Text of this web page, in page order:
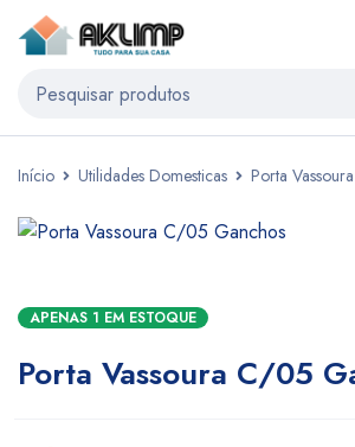
Início Utilidades Domesticas Porta
APENAS 1 EM ESTOQUE
Porta Vassoura C/05